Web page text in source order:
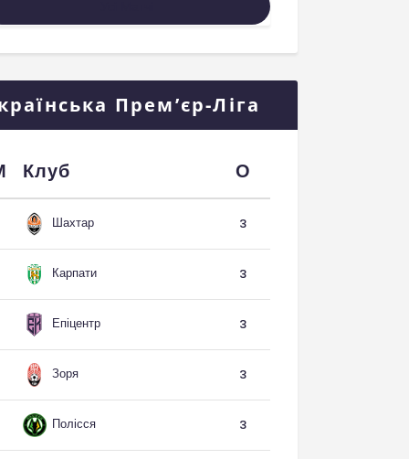
Прем’єр-Ліга
Клуб О
Шахтар 3
Карпати 3
Епіцентр 3
Зоря 3
Полісся 3